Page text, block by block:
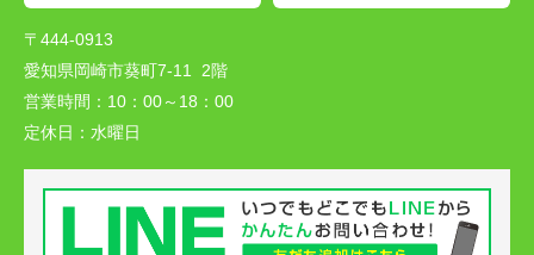
〒444-0913
愛知県岡崎市葵町7-11 2階
営業時間： 10：00～18：00
定休日： 水曜日